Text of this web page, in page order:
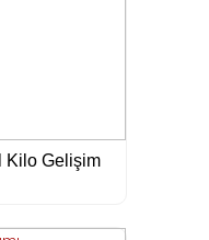
Kilo Gelişim